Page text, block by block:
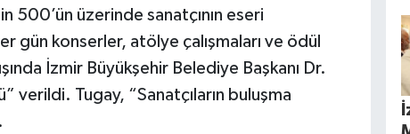
500’ün üzerinde sanatçının eseri
gün konserler, atölye çalışmaları ve ödül
İzmir Büyükşehir Belediye Başkanı Dr.
verildi. Tugay, “Sanatçıların buluşma